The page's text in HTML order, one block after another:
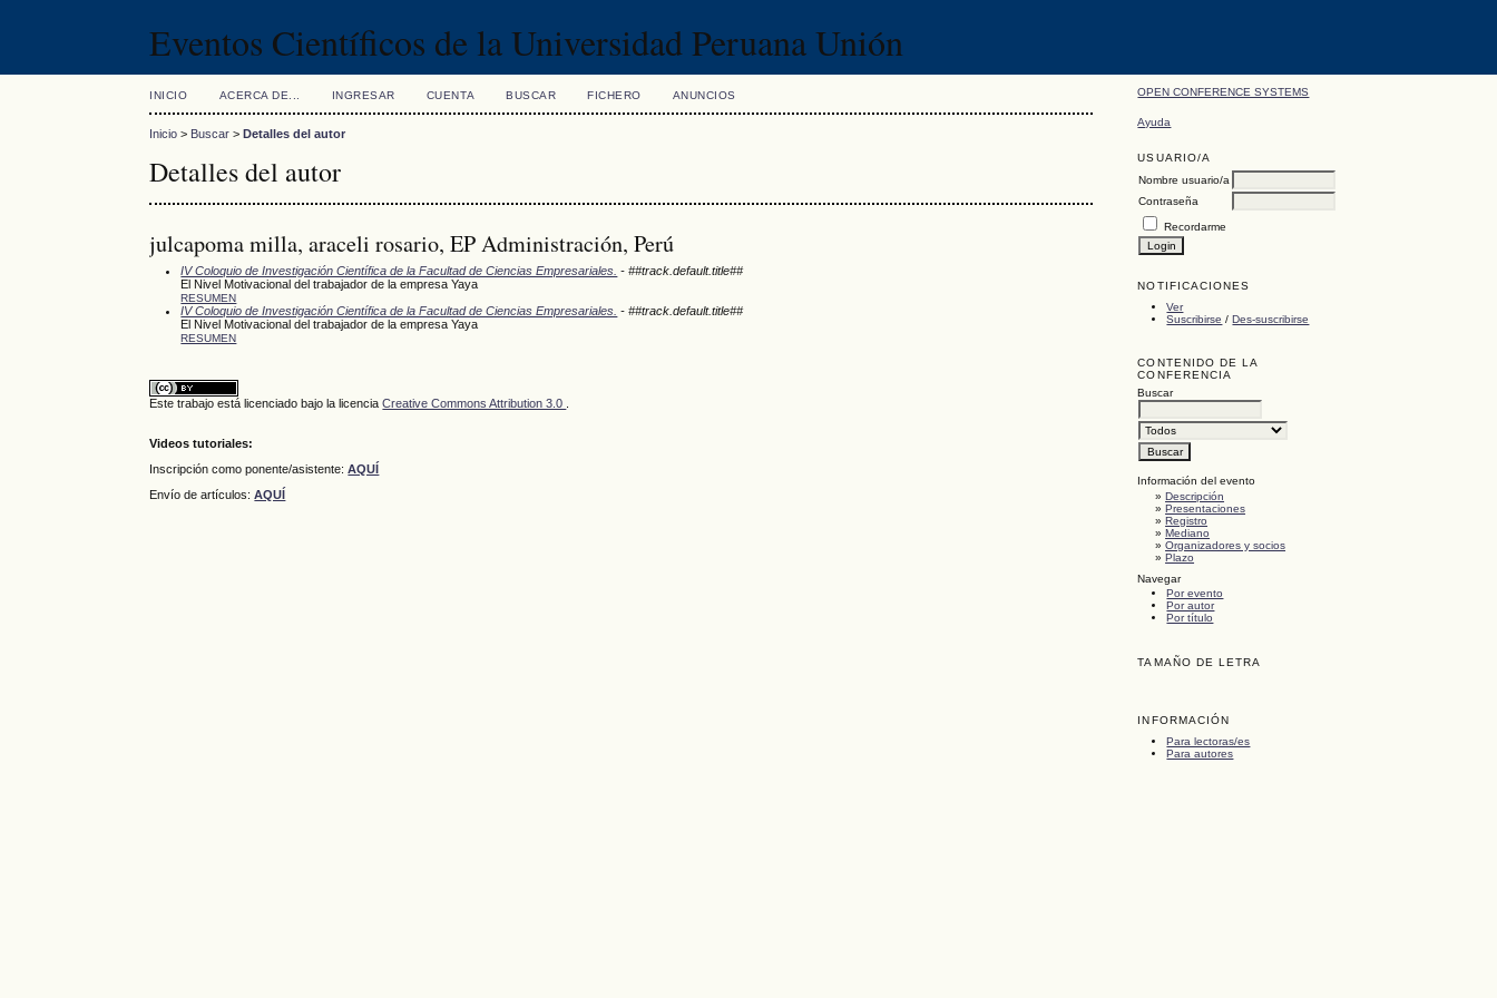
Eventos Científicos de la Universidad Peruana Unión
OPEN CONFERENCE SYSTEMS
Ayuda
USUARIO/A
Nombre usuario/a
Contraseña
Recordarme
NOTIFICACIONES
Ver
Suscribirse /Des-suscribirse
CONTENIDO DE LA
CONFERENCIA
Buscar
Información del evento
»Descripción
»Presentaciones
»Registro
»Mediano
»Organizadores y socios
»Plazo
Navegar
Por evento
Por autor
Por título
TAMAÑO DE LETRA
INFORMACIÓN
Para lectoras/es
Para autores
INICIO ACERCA DE... INGRESAR CUENTA BUSCAR FICHERO ANUNCIOS
Inicio > Buscar >Detalles del autor
Detalles del autor
julcapoma milla, araceli rosario, EP Administración, Perú
IV Coloquio de Investigación Científica de la Facultad de Ciencias Empresariales. - ##track.default.title##
El Nivel Motivacional del trabajador de la empresa Yaya
RESUMEN
IV Coloquio de Investigación Científica de la Facultad de Ciencias Empresariales. - ##track.default.title##
El Nivel Motivacional del trabajador de la empresa Yaya
RESUMEN
Este trabajo está licenciado bajo la licenciaCreative Commons Attribution 3.0
Videos tutoriales:
Inscripción como ponente/asistente:AQUÍ
Envío de artículos:AQUÍ